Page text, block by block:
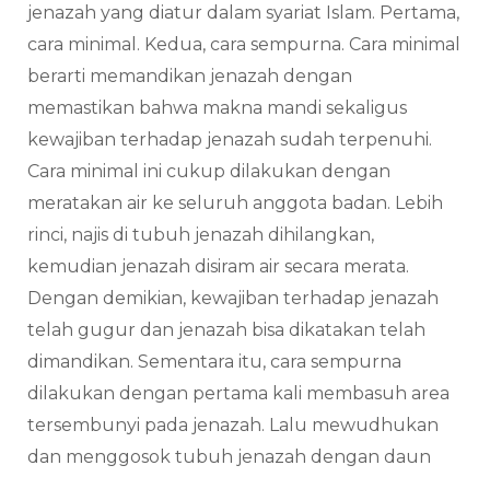
jenazah yang diatur dalam syariat Islam. Pertama,
cara minimal. Kedua, cara sempurna. Cara minimal
berarti memandikan jenazah dengan
memastikan bahwa makna mandi sekaligus
kewajiban terhadap jenazah sudah terpenuhi.
Cara minimal ini cukup dilakukan dengan
meratakan air ke seluruh anggota badan. Lebih
rinci, najis di tubuh jenazah dihilangkan,
kemudian jenazah disiram air secara merata.
Dengan demikian, kewajiban terhadap jenazah
telah gugur dan jenazah bisa dikatakan telah
dimandikan. Sementara itu, cara sempurna
dilakukan dengan pertama kali membasuh area
tersembunyi pada jenazah. Lalu mewudhukan
dan menggosok tubuh jenazah dengan daun